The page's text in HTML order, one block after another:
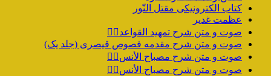
کتاب الکترونیکی مقتل النّور
عظمت غدیر
صوت و متن شرح تمهید القواعد۱️⃣
صوت و متن شرح مقدمه فصوص قیصری (جلد یک)
صوت و متن شرح مصباح الأنس۷️⃣
صوت و متن شرح مصباح الأنس۶️⃣